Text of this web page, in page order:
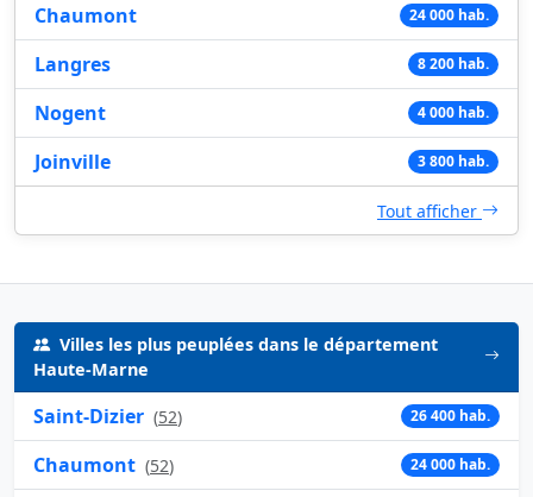
Chaumont 24 000 hab.
Langres 8 200 hab.
Nogent 4 000 hab.
Joinville 3 800 hab.
Tout afficher
Villes les plus peuplées dans le département
Haute-Marne
Saint-Dizier (52) 26 400 hab.
Chaumont (52) 24 000 hab.